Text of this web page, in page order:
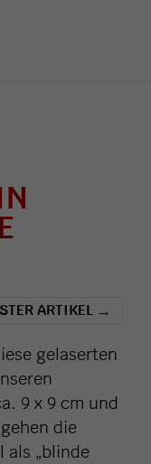
ARTIKEL →
gelaserten
9 x 9 cm und
die
als „blinde